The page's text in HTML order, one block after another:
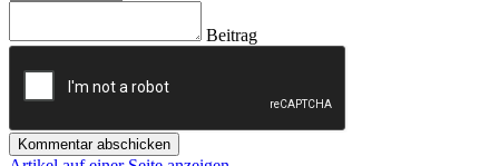
Beitrag
Kommentar abschicken